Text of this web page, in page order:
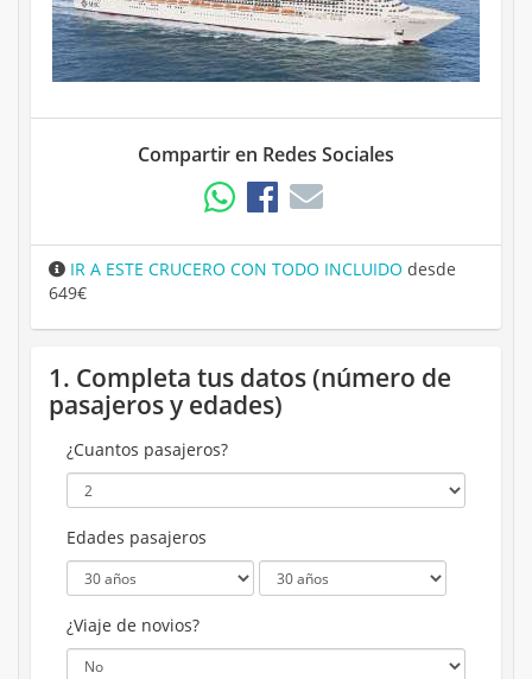
Compartir en Redes Sociales
IR A ESTE CRUCERO CON TODO INCLUIDO desde
649€
1. Completa tus datos (número de
pasajeros y edades)
¿Cuantos pasajeros?
Edades pasajeros
¿Viaje de novios?